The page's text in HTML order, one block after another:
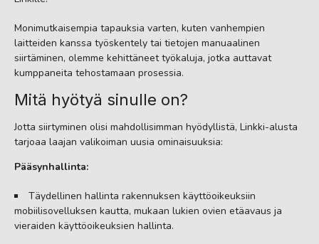
Monimutkaisempia tapauksia varten, kuten vanhempien
laitteiden kanssa työskentely tai tietojen manuaalinen
siirtäminen, olemme kehittäneet työkaluja, jotka auttavat
kumppaneita tehostamaan prosessia.
Mitä hyötyä sinulle on?
Jotta siirtyminen olisi mahdollisimman hyödyllistä, Linkki-alusta
tarjoaa laajan valikoiman uusia ominaisuuksia:
Pääsynhallinta:
Täydellinen hallinta rakennuksen käyttöoikeuksiin
mobiilisovelluksen kautta, mukaan lukien ovien etäavaus ja
vieraiden käyttöoikeuksien hallinta.